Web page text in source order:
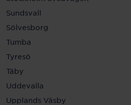
Sundsvall
Sölvesborg
Tumba
Tyresö
Täby
Uddevalla
Upplands Väsby